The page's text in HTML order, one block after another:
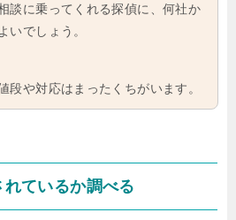
談に乗ってくれる探偵に、何社か
いでしょう。
段や対応はまったくちがいます。
ているか調べる